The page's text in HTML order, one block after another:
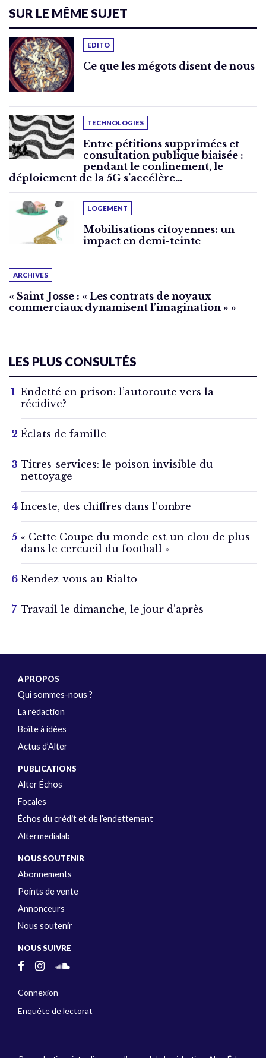
SUR LE MÊME SUJET
EDITO
Ce que les mégots disent de nous
TECHNOLOGIES
Entre pétitions supprimées et
consultation publique biaisée :
pendant le confinement, le
déploiement de la 5G s’accélère…
LOGEMENT
Mobilisations citoyennes: un
impact en demi-teinte
ARCHIVES
« Saint-Josse : « Les contrats de noyaux
commerciaux dynamisent l’imagination » »
LES PLUS CONSULTÉS
Endetté en prison: l’autoroute vers la
récidive?
Éclats de famille
Titres-services: le poison invisible du
nettoyage
Inceste, des chiffres dans l’ombre
« Cette Coupe du monde est un clou de plus
dans le cercueil du football »
Rendez-vous au Rialto
Travail le dimanche, le jour d’après
A PROPOS
Qui sommes-nous ?
La rédaction
Boîte à idées
Actus d’Alter
PUBLICATIONS
Alter Échos
Focales
Échos du crédit et de l’endettement
Altermedialab
NOUS SOUTENIR
Abonnements
Points de vente
Annonceurs
Nous soutenir
NOUS SUIVRE
Connexion
Enquête de lectorat